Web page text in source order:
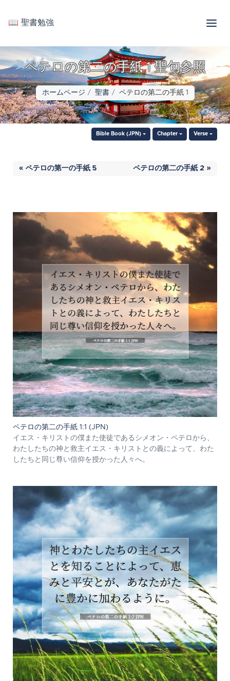
📖 聖書勉強
ペテロの第二の手紙 1 聖句参照
ホームページ 聖書 ペテロの第二の手紙 1
Bible Book (JPN) Chapter Verse
« ペテロの第一の手紙 5 ペテロの第二の手紙 2 »
ペテロの第二の手紙 1:1 (JPN)
イエス・キリストの僕また使徒であるシメオン・ペテロから、
わたしたちの神と救主イエス・キリストとの義によって、わた
したちと同じ尊い信仰を授かった人々へ。